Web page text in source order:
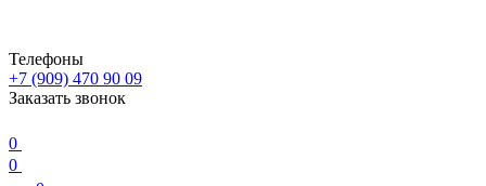
Телефоны
+7 (909) 470 90 09
Заказать звонок
0
0